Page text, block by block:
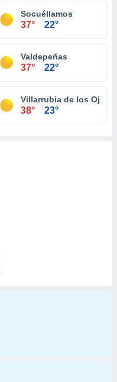
Socuéllamos
37° 22°
Valdepeñas
37° 22°
Villarrubia de los Ojos
38° 23°